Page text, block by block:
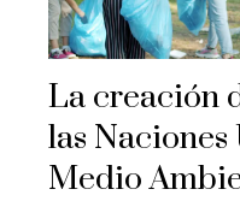
La creación
las
Medio